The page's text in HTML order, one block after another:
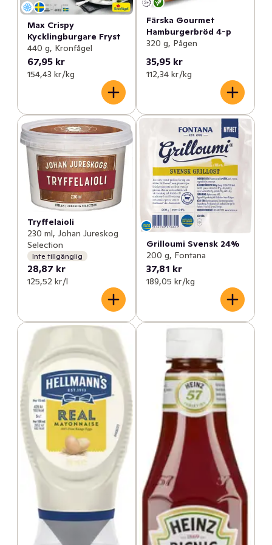
Max Crispy
Kycklingburgare Fryst
440 g, Kronfågel
67,95 kr
154,43 kr /kg
Färska Gourmet
Hamburgerbröd 4-p
320 g, Pågen
35,95 kr
112,34 kr /kg
Tryffelaioli
230 ml, Johan Jureskog
Selection
Inte tillgänglig
28,87 kr
125,52 kr /l
Grilloumi Svensk 24%
200 g, Fontana
37,81 kr
189,05 kr /kg